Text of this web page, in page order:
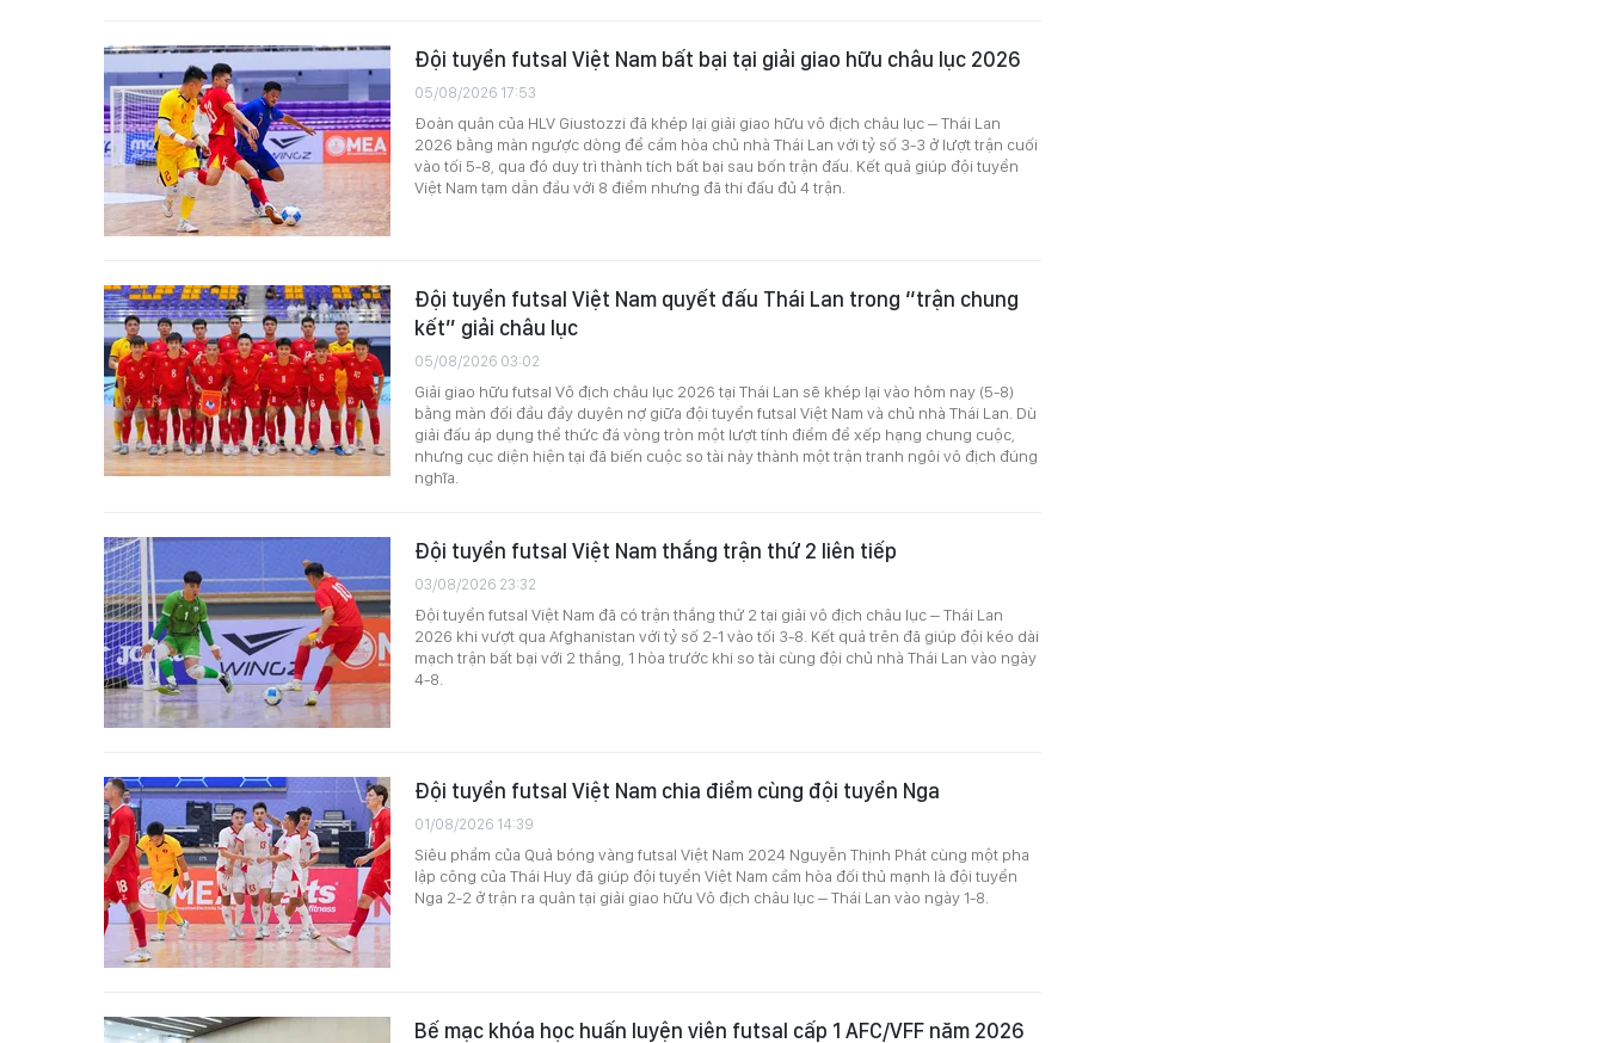
Đội tuyển futsal Việt Nam bất bại tại giải giao hữu châu lục 2026
05/08/2026 17:53
Đoàn quân của HLV Giustozzi đã khép lại giải giao hữu vô địch châu lục – Thái Lan
2026 bằng màn ngược dòng để cầm hòa chủ nhà Thái Lan với tỷ số 3-3 ở lượt trận cuối
vào tối 5-8, qua đó duy trì thành tích bất bại sau bốn trận đấu. Kết quả giúp đội tuyển
Việt Nam tạm dẫn đầu với 8 điểm nhưng đã thi đấu đủ 4 trận.
Đội tuyển futsal Việt Nam quyết đấu Thái Lan trong “trận chung
kết” giải châu lục
05/08/2026 03:02
Giải giao hữu futsal Vô địch châu lục 2026 tại Thái Lan sẽ khép lại vào hôm nay (5-8)
bằng màn đối đầu đầy duyên nợ giữa đội tuyển futsal Việt Nam và chủ nhà Thái Lan. Dù
giải đấu áp dụng thể thức đá vòng tròn một lượt tính điểm để xếp hạng chung cuộc,
nhưng cục diện hiện tại đã biến cuộc so tài này thành một trận tranh ngôi vô địch đúng
nghĩa.
Đội tuyển futsal Việt Nam thắng trận thứ 2 liên tiếp
03/08/2026 23:32
Đội tuyển futsal Việt Nam đã có trận thắng thứ 2 tại giải vô địch châu lục – Thái Lan
2026 khi vượt qua Afghanistan với tỷ số 2-1 vào tối 3-8. Kết quả trên đã giúp đội kéo dài
mạch trận bất bại với 2 thắng, 1 hòa trước khi so tài cùng đội chủ nhà Thái Lan vào ngày
4-8.
Đội tuyển futsal Việt Nam chia điểm cùng đội tuyển Nga
01/08/2026 14:39
Siêu phẩm của Quả bóng vàng futsal Việt Nam 2024 Nguyễn Thịnh Phát cùng một pha
lập công của Thái Huy đã giúp đội tuyển Việt Nam cầm hòa đối thủ mạnh là đội tuyển
Nga 2-2 ở trận ra quân tại giải giao hữu Vô địch châu lục – Thái Lan vào ngày 1-8.
Bế mạc khóa học huấn luyện viên futsal cấp 1 AFC/VFF năm 2026